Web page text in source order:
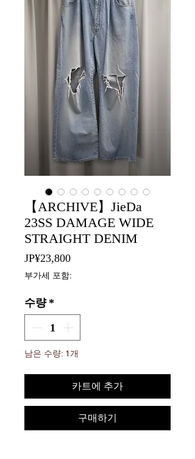
【ARCHIVE】JieDa
23SS DAMAGE WIDE
STRAIGHT DENIM
JP¥23,800가
격
부가세 포함:
수량 *
남은 수량: 1개
카트에 추가
구매하기